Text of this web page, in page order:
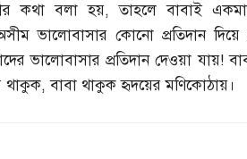
কথা বলা হয়,তাহলে বাবাই
অসীম ভালোবাসার কোনো প্রতিদান
ভালোবাসার প্রতিদান দেওয়া যায়!
থাকুক,বাবা থাকুক হৃদয়ের মণিকোঠায়।